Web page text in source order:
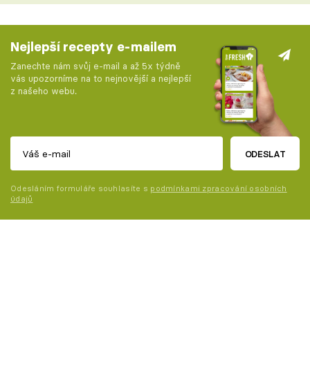
Nejlepší recepty e-mailem
Zanechte nám svůj e-mail a až 5x týdně
vás upozorníme na to nejnovější a nejlepší
z našeho webu.
ODESLAT
Odesláním formuláře souhlasíte s podmínkami zpracování osobních
údajů